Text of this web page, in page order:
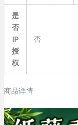
是
否
IP
授
权
否
商品详情